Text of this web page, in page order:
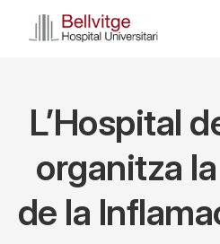
L’Hospital
organitza
de la